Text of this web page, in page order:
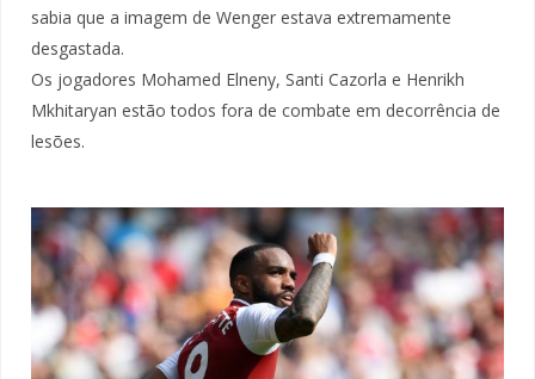
sabia que a imagem de Wenger estava extremamente
desgastada.
Os jogadores Mohamed Elneny, Santi Cazorla e Henrikh
Mkhitaryan estão todos fora de combate em decorrência de
lesões.